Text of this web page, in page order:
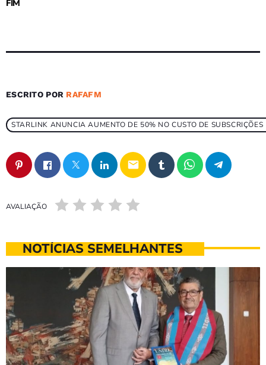
FIM
ESCRITO POR RAFAFM
STARLINK ANUNCIA AUMENTO DE 50% NO CUSTO DE
email
AVALIAÇÃO
NOTÍCIAS SEMELHANTES